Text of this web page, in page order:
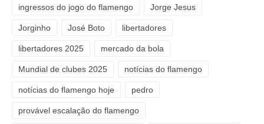
ingressos do jogo do flamengo Jorge Jesus
Jorginho José Boto libertadores
libertadores 2025 mercado da bola
Mundial de clubes 2025 notícias do flamengo
notícias do flamengo hoje pedro
provável escalação do flamengo